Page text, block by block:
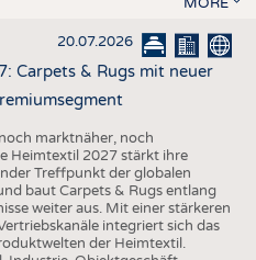
20.07.2026
Carpets & Rugs mit neuer
marktnäher, noch
Heimtextil 2027 stärkt ihre
Treffpunkt der globalen
baut Carpets & Rugs entlang
weiter aus. Mit einer stärkeren
integriert sich das
der Heimtextil.